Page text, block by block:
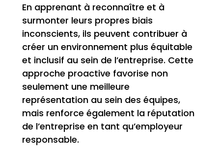
En apprenant à reconnaître et à
surmonter leurs propres biais
inconscients, ils peuvent contribuer à
créer un environnement plus équitable
et inclusif au sein de l’entreprise. Cette
approche proactive favorise non
seulement une meilleure
représentation au sein des équipes,
mais renforce également la réputation
de l’entreprise en tant qu’employeur
responsable.